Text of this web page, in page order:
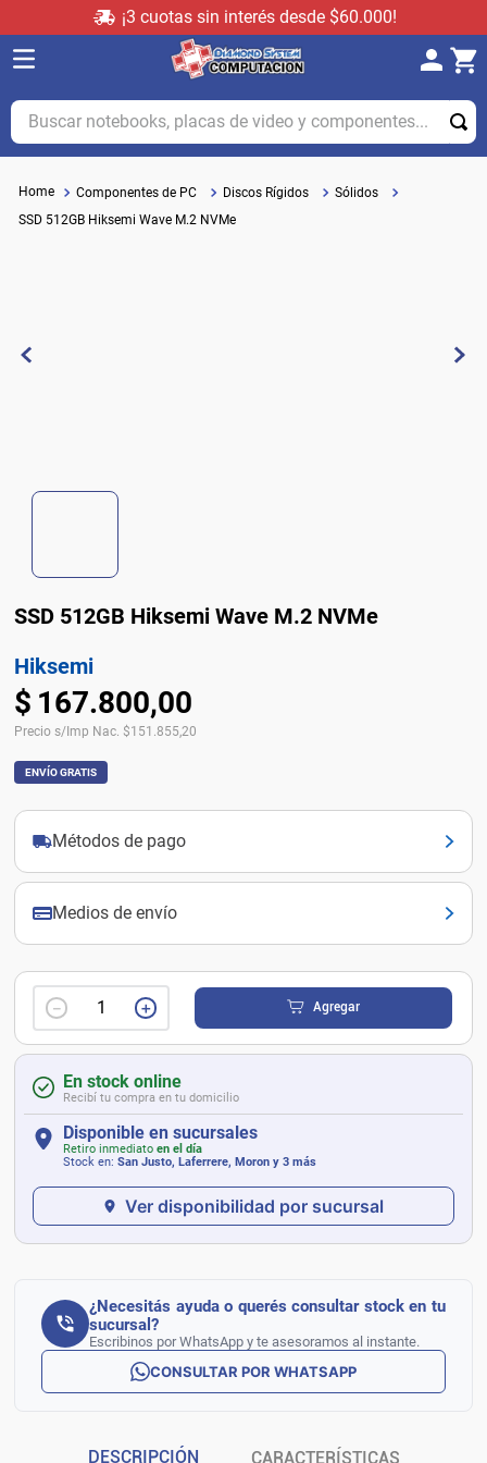
¡3 cuotas sin interés desde $60.000!
Buscar notebooks, placas de video y componentes...
Componentes de PC Discos Rígidos
Sólidos
SSD 512GB Hiksemi Wave M.2 NVMe
SSD 512GB Hiksemi Wave M.2 NVMe
Hiksemi
$ 167.800,00
Precio s/Imp Nac. $151.855,20
ENVÍO GRATIS
Métodos de pago
Medios de envío
＋
－ Agregar
En stock online
Recibí tu compra en tu domicilio
Disponible en sucursales
Retiro inmediato en el día
Stock en: San Justo, Laferrere, Moron y 3 más
Ver disponibilidad por sucursal
¿Necesitás ayuda o querés consultar stock en tu
sucursal?
Escribinos por WhatsApp y te asesoramos al instante.
CONSULTAR POR WHATSAPP
DESCRIPCIÓN CARACTERÍSTICAS